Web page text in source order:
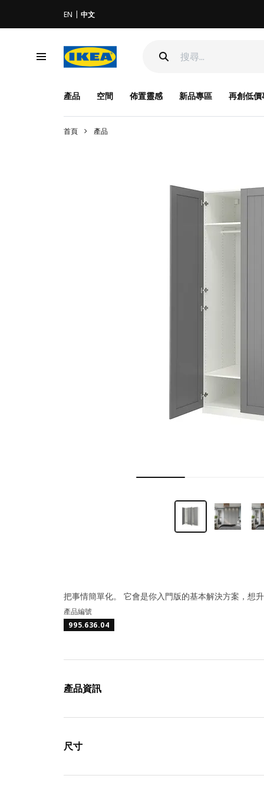
EN 中文
產品 空間 佈置靈感 新品專區 再創低價
首頁 產品
把事情簡單化。 它會是你入門版的基本解決方案，想
產品編號
995.636.04
產品資訊
尺寸